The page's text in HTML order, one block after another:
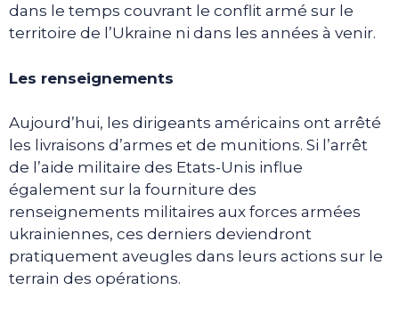
dans le temps couvrant le conflit armé sur le
territoire de l’Ukraine ni dans les années à venir.
Les renseignements
Aujourd’hui, les dirigeants américains ont arrêté
les livraisons d’armes et de munitions. Si l’arrêt
de l’aide militaire des Etats-Unis influe
également sur la fourniture des
renseignements militaires aux forces armées
ukrainiennes, ces derniers deviendront
pratiquement aveugles dans leurs actions sur le
terrain des opérations.